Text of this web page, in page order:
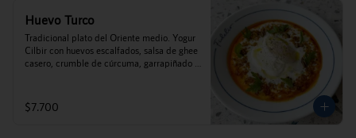
Huevo Turco
Tradicional plato del Oriente medio. Yogur
Cilbir con huevos escalfados, salsa de ghee
casero, crumble de cúrcuma, garrapiñado
plato no es caliente).
$7.700